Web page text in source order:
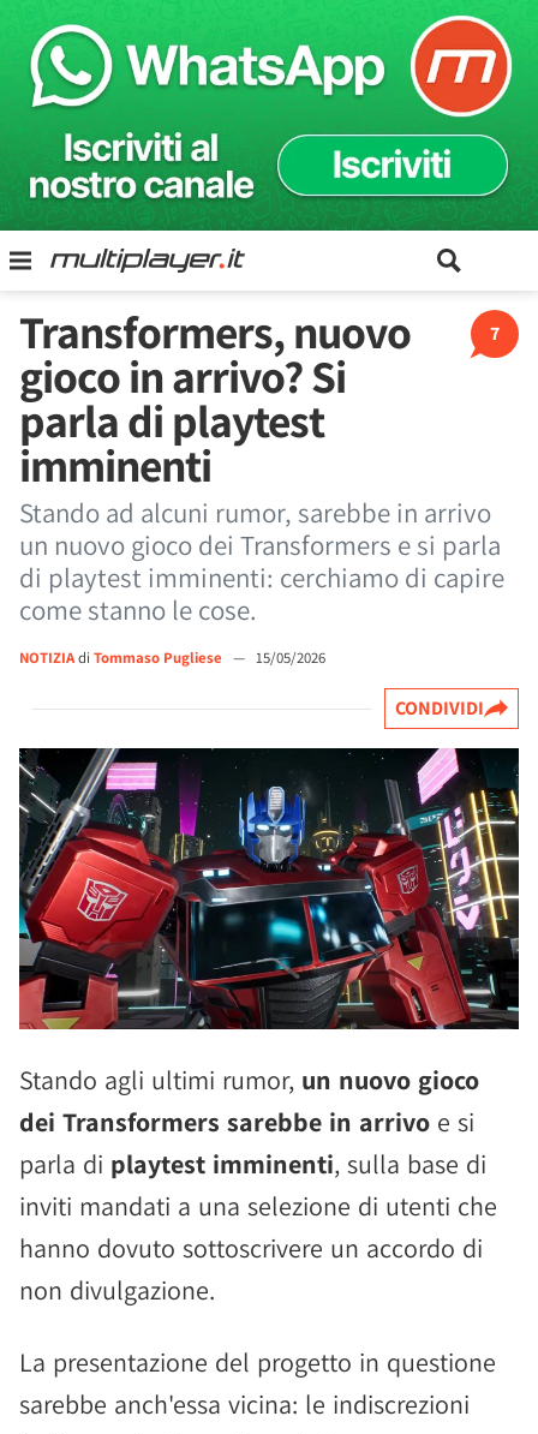
7
Transformers, nuovo
gioco in arrivo? Si
parla di playtest
imminenti
Stando ad alcuni rumor, sarebbe in arrivo
un nuovo gioco dei Transformers e si parla
di playtest imminenti: cerchiamo di capire
come stanno le cose.
NOTIZIAdi Tommaso Pugliese — 15/05/2026
CONDIVIDI
Stando agli ultimi rumor, un nuovo gioco
dei Transformers sarebbe in arrivo e si
parla di playtest imminenti, sulla base di
inviti mandati a una selezione di utenti che
hanno dovuto sottoscrivere un accordo di
non divulgazione.
La presentazione del progetto in questione
sarebbe anch'essa vicina: le indiscrezioni